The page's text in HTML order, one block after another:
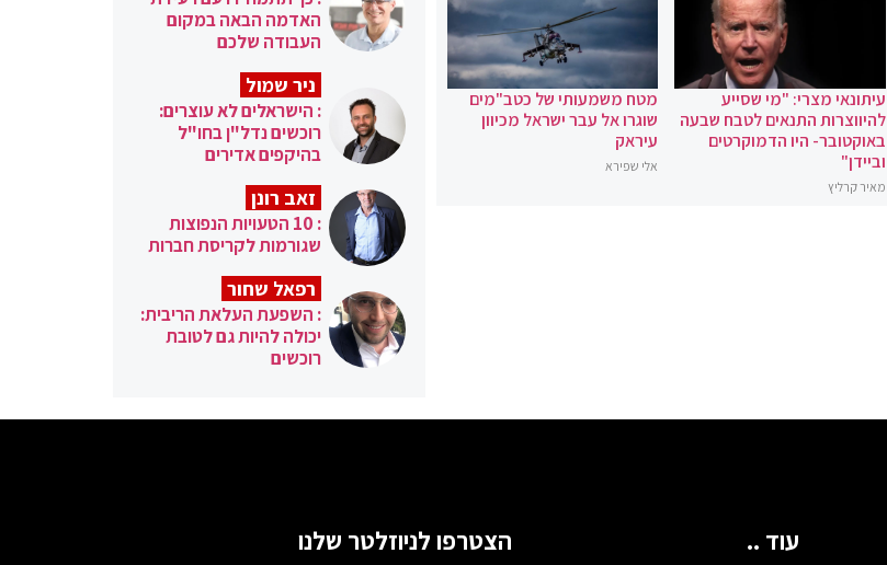
עיתונאי מצרי: "מי שסייע
להיווצרות התנאים לטבח שבעה
באוקטובר- היו הדמוקרטים
וביידן"
מאיר קרליץ
מטח משמעותי של כטב"מים
שוגרו אל עבר ישראל מכיוון
עיראק
אלי שפירא
האדמה הבאה במקום
העבודה שלכם
ניר שמול
: הישראלים לא עוצרים:
רוכשים נדל"ן בחו"ל
בהיקפים אדירים
זאב רונן
: 10 הטעויות הנפוצות
שגורמות לקריסת חברות
רפאל שחור
: השפעת העלאת הריבית:
יכולה להיות גם לטובת
רוכשים
עוד .. הצטרפו לניוזלטר שלנו